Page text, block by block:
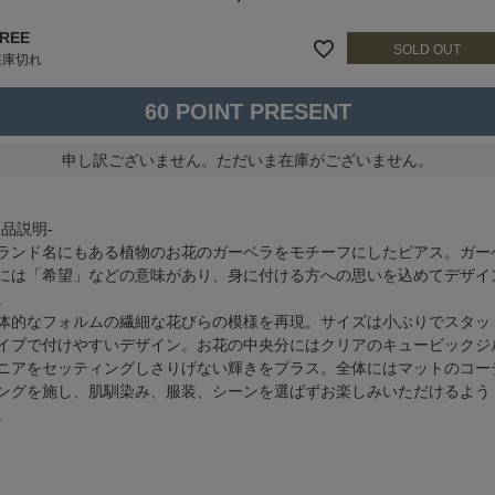
切れ
60
申し訳ございません。ただいま在庫がございません。
説明-
ンド名にもある植物のお花のガーベラをモチーフにしたピアス。ガー
は「希望」などの意味があり、身に付ける方への思いを込めてデザイ
的なフォルムの繊細な花びらの模様を再現。サイズは小ぶりでスタッ
プで付けやすいデザイン。お花の中央分にはクリアのキュービックジ
アをセッティングしさりげない輝きをプラス。全体にはマットのコー
グを施し、肌馴染み、服装、シーンを選ばずお楽しみいただけるよう